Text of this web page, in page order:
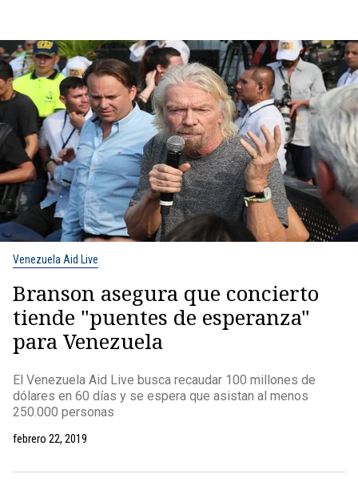
Venezuela Aid Live
Branson asegura que concierto
tiende "puentes de esperanza"
para Venezuela
El Venezuela Aid Live busca recaudar 100 millones de
dólares en 60 días y se espera que asistan al menos
250.000 personas
febrero 22, 2019